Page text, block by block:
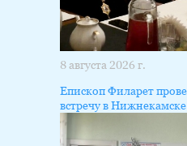
8 августа 2026 г.
Епископ Филарет
встречу в Нижнекамске